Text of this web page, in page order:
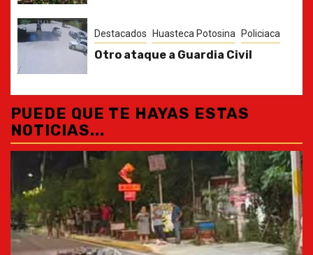
Destacados Huasteca Potosina Policiaca
Otro ataque a Guardia Civil
PUEDE QUE TE HAYAS ESTAS
NOTICIAS...